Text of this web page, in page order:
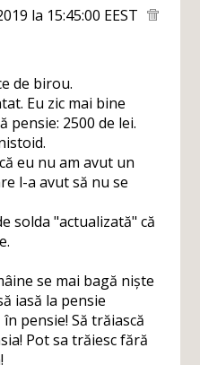
la 15:45:00 EEST
de birou.
Eu zic mai bine
pensie: 2500 de lei.
eu nu am avut un
l-a avut să nu se
solda "actualizată" că
se mai bagă niște
iasă la pensie
pensie! Să trăiască
Pot sa trăiesc fără